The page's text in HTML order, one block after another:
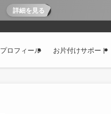
詳細を見る
プロフィール お片付けサポート